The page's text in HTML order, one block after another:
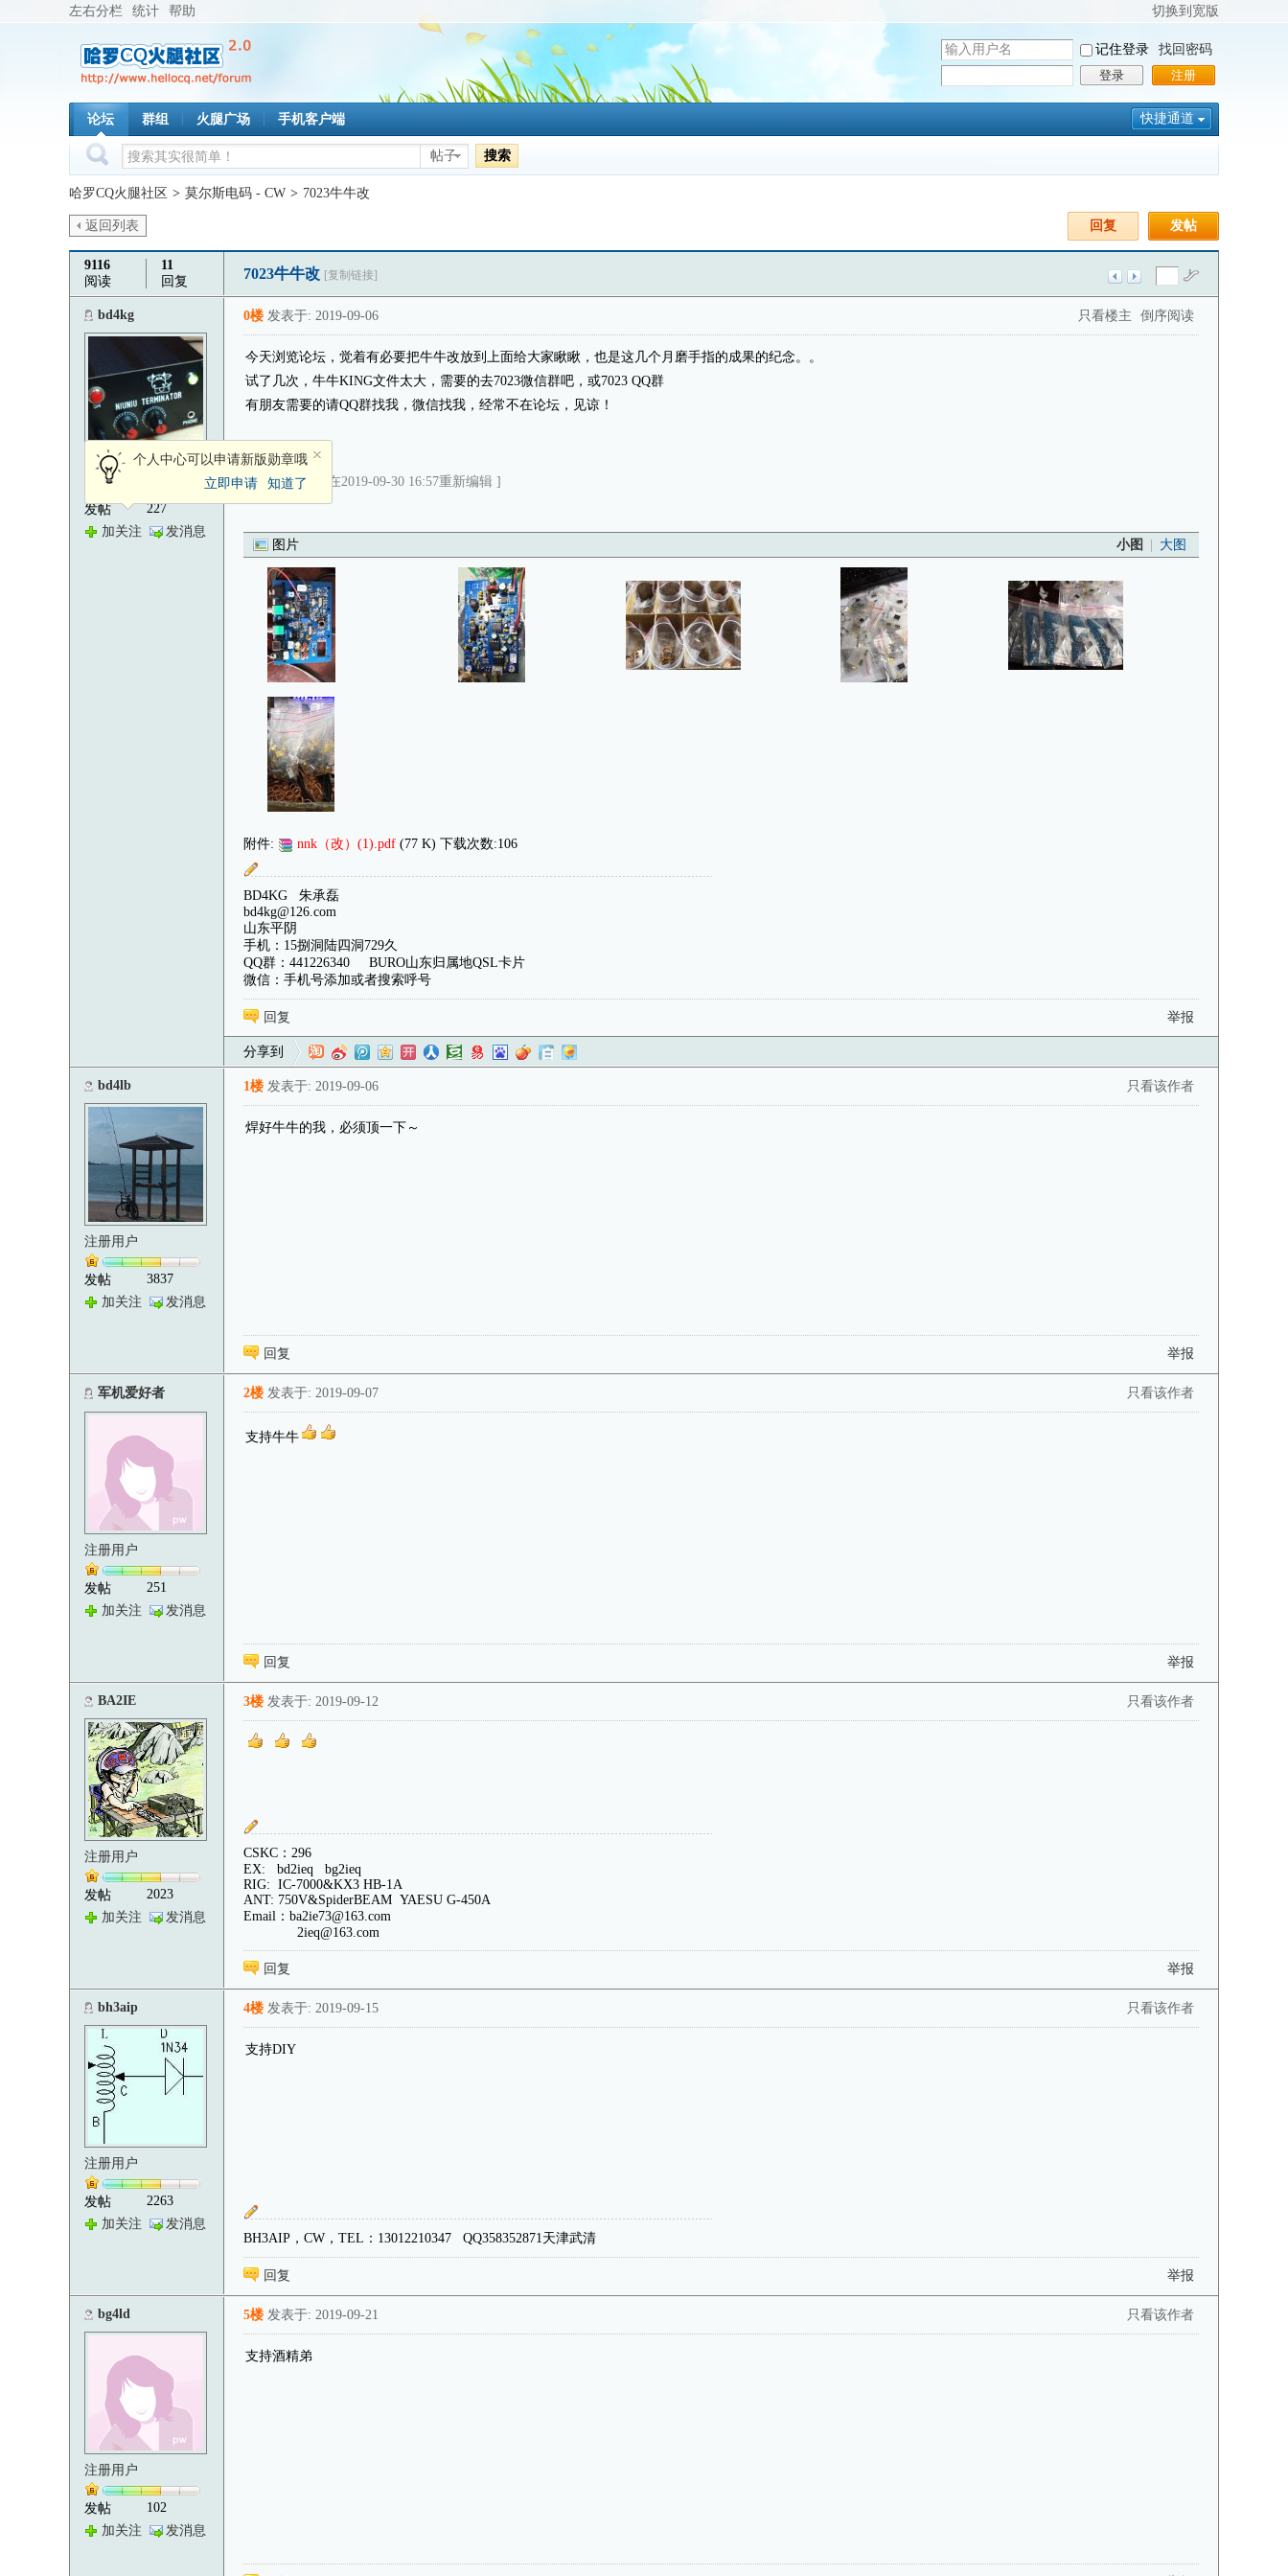
切换到宽版
左右分栏 统计 帮助
用
户
名
码
记住登录
登录
找回密码
注册
快捷通道
论坛 群组 火腿广场 手机客户端
帖子 搜索
哈罗CQ火腿社区 > 莫尔斯电码 - CW > 7023牛牛改
发帖
回复
返回列表
9116
阅读
11
回复
7023牛牛改 [复制链接]
bd4kg
注册用户
个人中心可以申请新版勋章哦
立即申请
知道了
发帖
227
加关注
发消息
只看楼主 倒序阅读
0楼 发表于: 2019-09-06
今天浏览论坛，觉着有必要把牛牛改放到上面给大家瞅瞅，也是这几个月磨手指的成果的纪念。。
试了几次，牛牛KING文件太大，需要的去7023微信群吧，或7023 QQ群
有朋友需要的请QQ群找我，微信找我，经常不在论坛，见谅！
[ 此帖被bd4kg在2019-09-30 16:57重新编辑 ]
小图 大图
图片
附件: nnk（改）(1).pdf (77 K) 下载次数:106
BD4KG 朱承磊
bd4kg@126.com
山东平阴
手机：15捌洞陆四洞729久
QQ群：441226340 BURO山东归属地QSL卡片
微信：手机号添加或者搜索呼号
回复 举报
分享到
bd4lb
注册用户
发帖
3837
加关注
发消息
只看该作者
1楼 发表于: 2019-09-06
焊好牛牛的我，必须顶一下～
回复 举报
军机爱好者
注册用户
发帖
251
加关注
发消息
只看该作者
2楼 发表于: 2019-09-07
支持牛牛
回复 举报
BA2IE
注册用户
发帖
2023
加关注
发消息
只看该作者
3楼 发表于: 2019-09-12
CSKC：296
EX: bd2ieq bg2ieq
RIG: IC-7000&KX3 HB-1A
ANT: 750V&SpiderBEAM YAESU G-450A
Email：ba2ie73@163.com
2ieq@163.com
回复 举报
bh3aip
注册用户
发帖
2263
加关注
发消息
只看该作者
4楼 发表于: 2019-09-15
支持DIY
BH3AIP，CW，TEL：13012210347 QQ358352871天津武清
回复 举报
bg4ld
注册用户
发帖
102
加关注
发消息
只看该作者
5楼 发表于: 2019-09-21
支持酒精弟